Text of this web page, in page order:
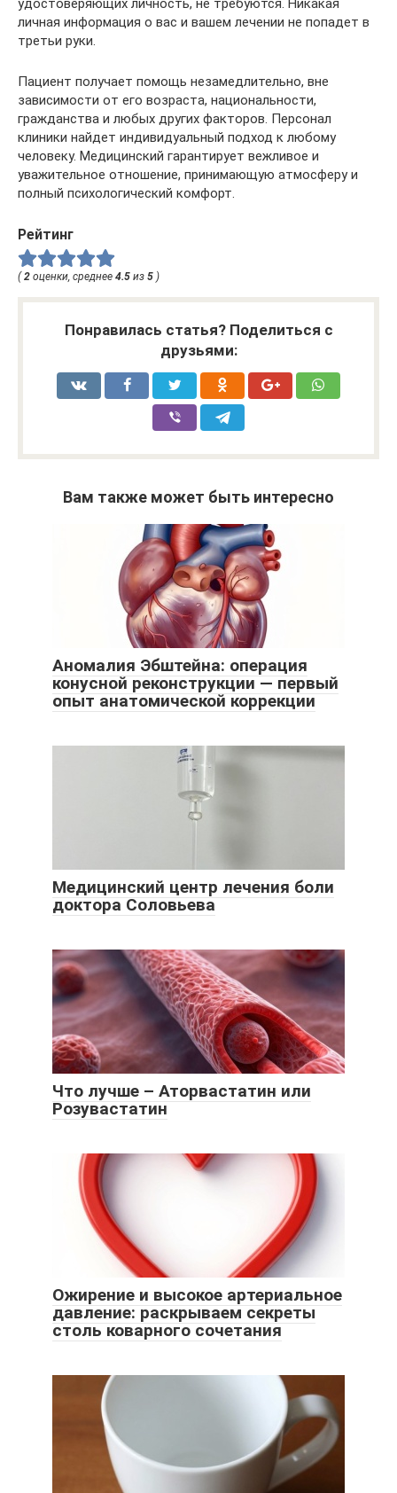
удостоверяющих личность, не требуются. Никакая
личная информация о вас и вашем лечении не попадет в
третьи руки.
Пациент получает помощь незамедлительно, вне
зависимости от его возраста, национальности,
гражданства и любых других факторов. Персонал
клиники найдет индивидуальный подход к любому
человеку. Медицинский гарантирует вежливое и
уважительное отношение, принимающую атмосферу и
полный психологический комфорт.
Рейтинг
( 2 оценки, среднее 4.5 из 5 )
Понравилась статья? Поделиться с
друзьями:
Вам также может быть интересно
Аномалия Эбштейна: операция
конусной реконструкции — первый
опыт анатомической коррекции
Медицинский центр лечения боли
доктора Соловьева
Что лучше – Аторвастатин или
Розувастатин
Ожирение и высокое артериальное
давление: раскрываем секреты
столь коварного сочетания